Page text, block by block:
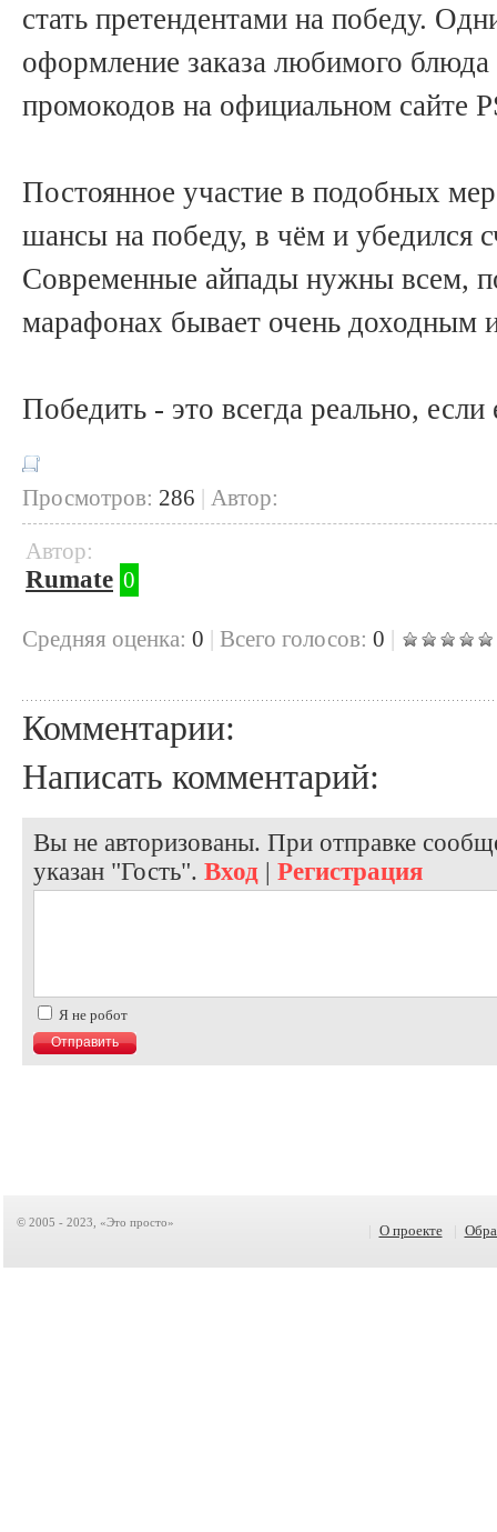
стать претендентами на победу.
оформление заказа любимого блюда
промокодов на официальном сайте
Постоянное участие в подобных
шансы на победу, в чём и убедился
Современные айпады нужны всем,
марафонах бывает очень доходным
Победить - это всегда реально,
Просмотров: 286 | Автор:
Автор:
Rumate 0
Cредняя оценка: 0 | Всего голосов: 0 |
Комментарии:
Написать комментарий:
Вы не авторизованы. При отправке
указан "Гость". Вход | Регистрация
Я не робот
© 2005 - 2023, «Это просто» О проекте